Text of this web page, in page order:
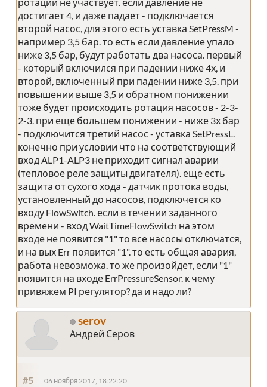
ротации не участвует. если давление не
достигает 4, и даже падает - подключается
второй насос, для этого есть уставка SetPressM -
например 3,5 бар. то есть если давление упало
ниже 3,5 бар, будут работать два насоса. первый
- который включился при падении ниже 4х, и
второй, включенный при падении ниже 3,5. при
повышении выше 3,5 и обратном понижении
тоже будет происходить ротация насосов - 2-3-
2-3. при еще большем понижении - ниже 3х бар
- подключится третий насос - уставка SetPressL.
конечно при условии что на соответствующий
вход ALP1-ALP3 не приходит сигнал аварии
(тепловое реле защиты двигателя). еще есть
защита от сухого хода - датчик протока воды,
установленный до насосов, подключется ко
входу FlowSwitch. если в течении заданного
времени - вход WaitTimeFlowSwitch на этом
входе не появится "1" то все насосы отключатся,
и на вых Err появится "1". то есть общая авария,
работа невозможа. то же произойдет, если "1"
появится на входе ErrPressureSensor. к чему
привяжем PI регулятор? да и надо ли?
serov
Андрей Серов
#5 06 ноября 2017, 18:22:20